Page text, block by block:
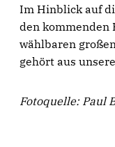
Im Hinblick auf
den kommenden
wählbaren
gehört aus
Fotoquelle: Paul